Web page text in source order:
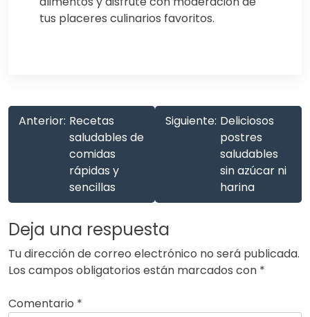
tus placeres culinarios favoritos.
Anterior: Recetas
saludables de
comidas
rápidas y
sencillas
Siguiente: Deliciosos
postres
saludables
sin azúcar ni
harina
Deja una respuesta
Tu dirección de correo electrónico no será publicada.
Los campos obligatorios están marcados con *
Comentario *